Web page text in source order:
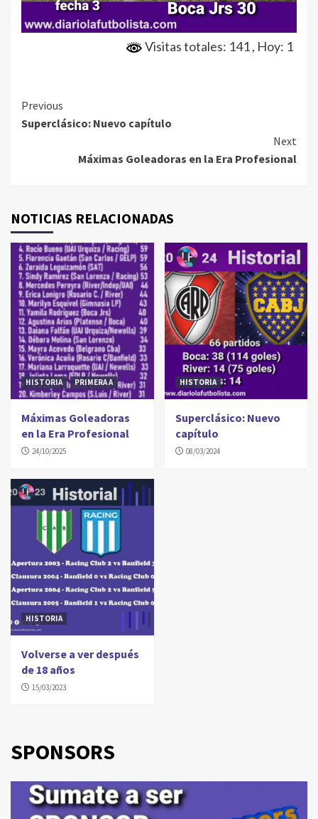
Visitas totales: 141, Hoy: 1
Continue
Reading
Previous
Superclásico: Nuevo capítulo
Next
Máximas Goleadoras en la Era Profesional
NOTICIAS RELACIONADAS
HISTORIA PRIMERA A
Máximas Goleadoras
en la Era Profesional
24/10/2025
HISTORIA
Superclásico: Nuevo
capítulo
08/03/2024
HISTORIA
Volverse a ver después
de 18 años
15/03/2023
SPONSORS